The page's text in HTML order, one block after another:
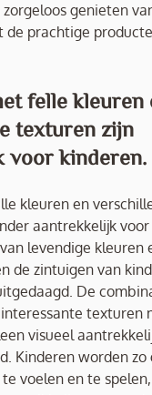
genieten
de prachtige
felle kleuren
texturen zijn
voor kinderen.
kleuren en
aantrekkelijk
levendige kleuren
de zintuigen van
De
texturen
visueel
Kinderen worden zo
voelen en te